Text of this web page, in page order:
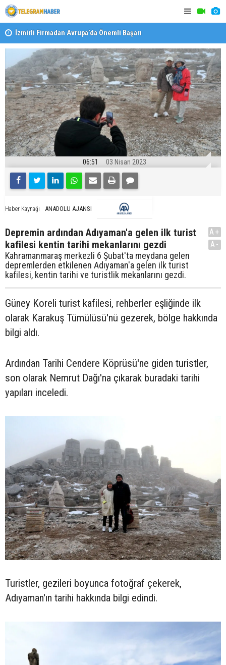
İzmirli Firmadan Avrupa’da Önemli Başarı
Devlet
06:51 03 Nisan 2023
Haber Kaynağı ANADOLU AJANSI
Depremin ardından Adıyaman'a gelen ilk turist
kafilesi kentin tarihi mekanlarını gezdi
Kahramanmaraş merkezli 6 Şubat'ta meydana gelen
depremlerden etkilenen Adıyaman'a gelen ilk turist
kafilesi, kentin tarihi ve turistlik mekanlarını gezdi.
A+
A-
Güney Koreli turist kafilesi, rehberler eşliğinde ilk
olarak Karakuş Tümülüsü'nü gezerek, bölge hakkında
bilgi aldı.
Ardından Tarihi Cendere Köprüsü'ne giden turistler,
son olarak Nemrut Dağı'na çıkarak buradaki tarihi
yapıları inceledi.
Turistler, gezileri boyunca fotoğraf çekerek,
Adıyaman'ın tarihi hakkında bilgi edindi.